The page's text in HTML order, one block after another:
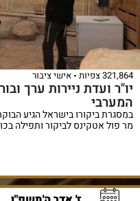
321,864 צפיות אישי ציבור
יו"ר ועדת ניירות ערך
המערבי
במסגרת ביקורו בישראל הגיע
מר פול אטקינס לביקור ותפילה